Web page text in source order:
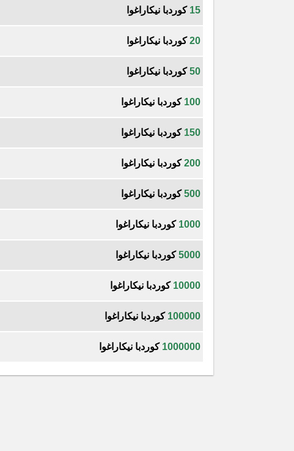
15 كوردبا نيكاراغوا
20كوردبا نيكاراغوا
50كوردبا نيكاراغوا
100 كوردبا نيكاراغوا
150 كوردبا نيكاراغوا
200كوردبا نيكاراغوا
500كوردبا نيكاراغوا
1000 كوردبا نيكاراغوا
5000كوردبا نيكاراغوا
10000 كوردبا نيكاراغوا
100000 كوردبا نيكاراغوا
1000000 كوردبا نيكاراغوا